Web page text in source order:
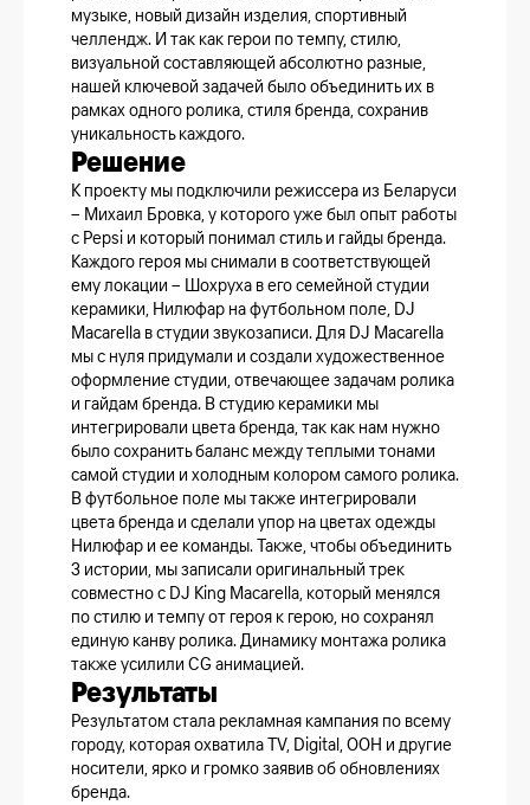
музыке, новый дизайн изделия, спортивный
челлендж. И так как герои по темпу, стилю,
визуальной составляющей абсолютно разные,
нашей ключевой задачей было объединить их в
рамках одного ролика, стиля бренда, сохранив
уникальность каждого.
Решение
К проекту мы подключили режиссера из Беларуси
– Михаил Бровка, у которого уже был опыт работы
с Pepsi и который понимал стиль и гайды бренда.
Каждого героя мы снимали в соответствующей
ему локации – Шохруха в его семейной студии
керамики, Нилюфар на футбольном поле, DJ
Macarella в студии звукозаписи. Для DJ Macarella
мы с нуля придумали и создали художественное
оформление студии, отвечающее задачам ролика
и гайдам бренда. В студию керамики мы
интегрировали цвета бренда, так как нам нужно
было сохранить баланс между теплыми тонами
самой студии и холодным колором самого ролика.
В футбольное поле мы также интегрировали
цвета бренда и сделали упор на цветах одежды
Нилюфар и ее команды. Также, чтобы объединить
3 истории, мы записали оригинальный трек
совместно с DJ King Macarella, который менялся
по стилю и темпу от героя к герою, но сохранял
единую канву ролика. Динамику монтажа ролика
также усилили CG анимацией.
Результаты
Результатом стала рекламная кампания по всему
городу, которая охватила TV, Digital, ООН и другие
носители, ярко и громко заявив об обновлениях
бренда.